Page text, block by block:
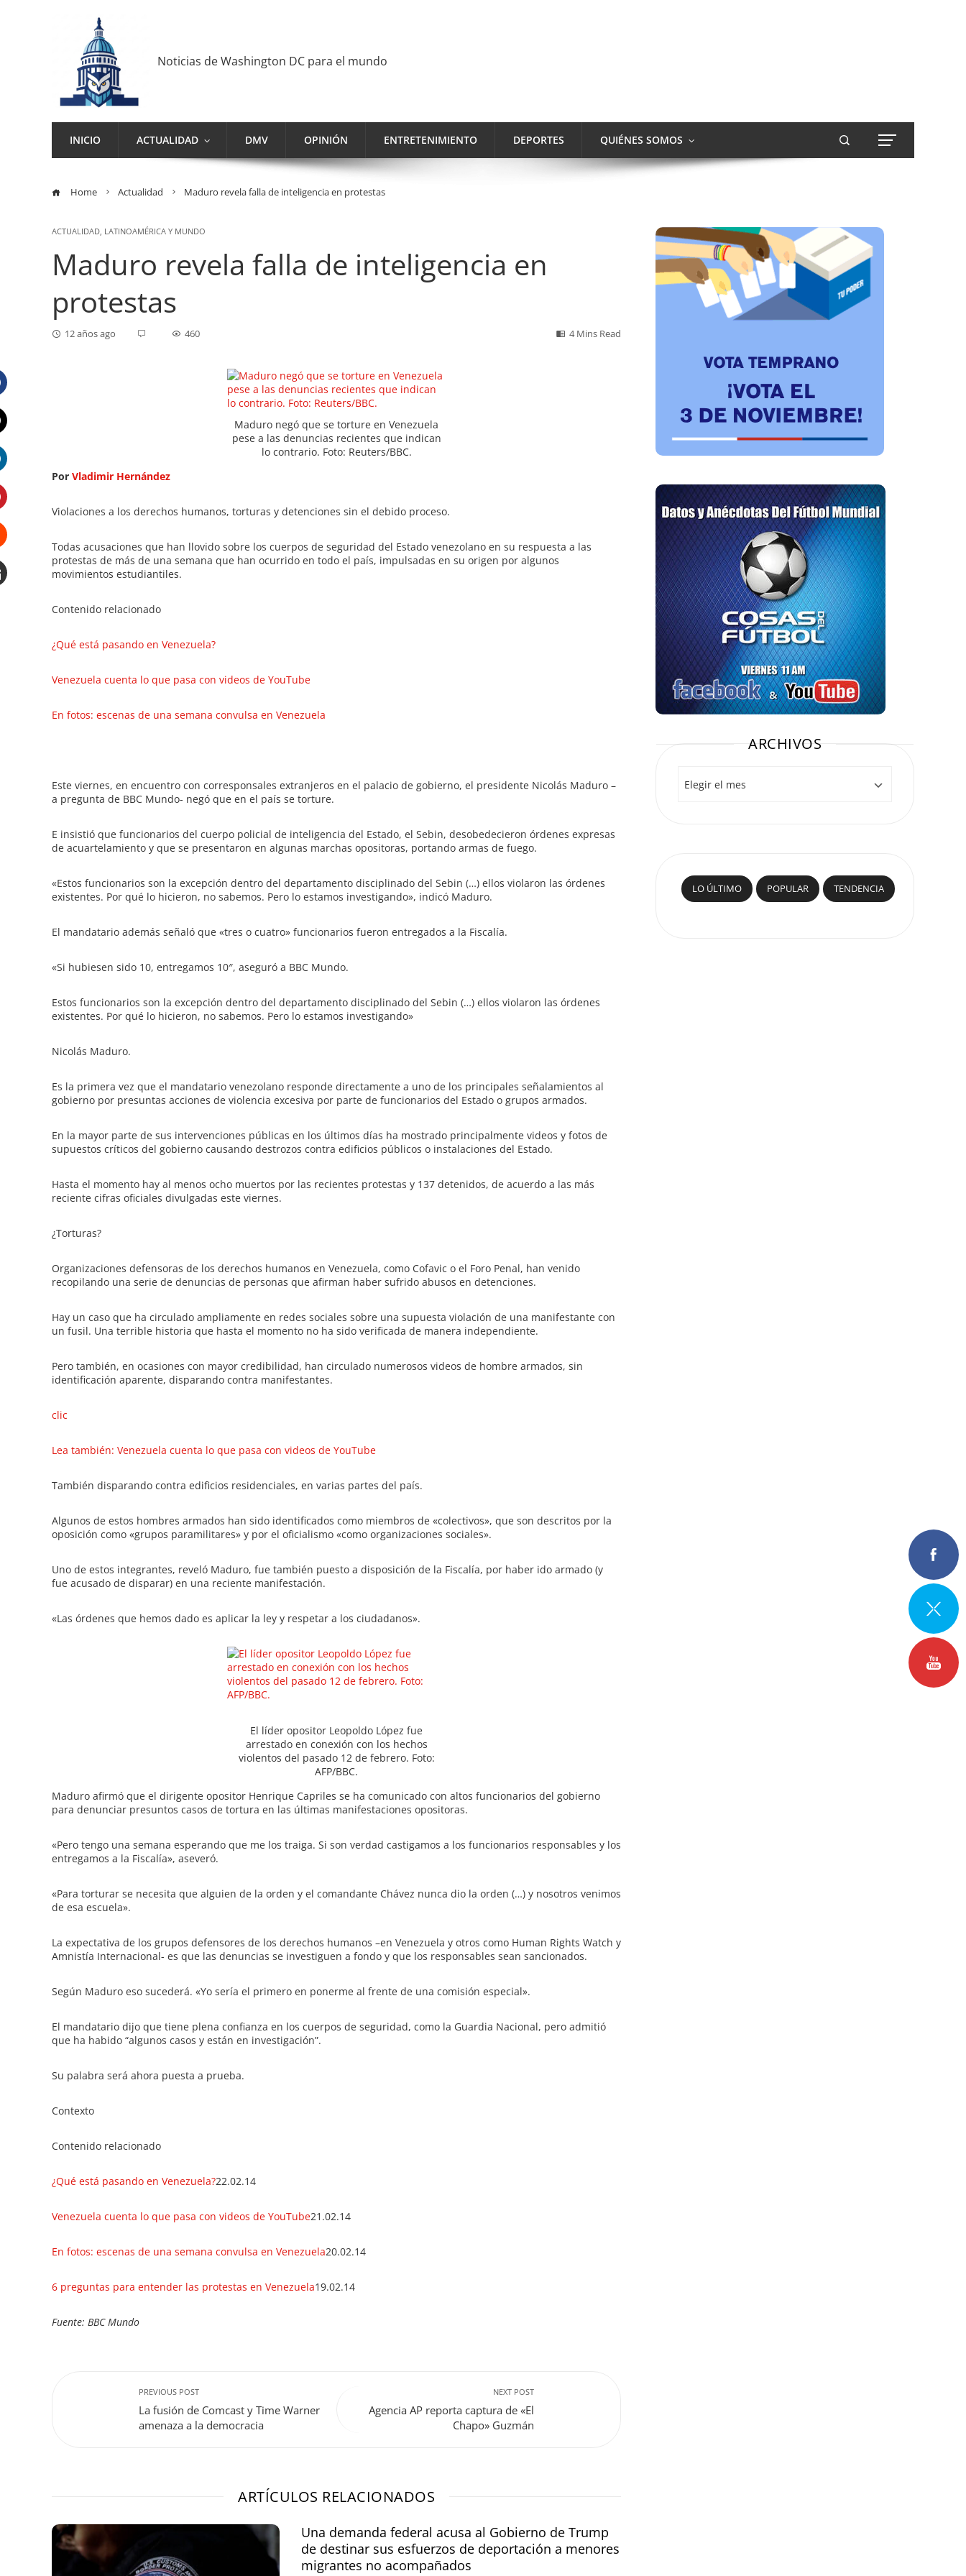
Noticias de Washington DC para el mundo
INICIO ACTUALIDAD DMV OPINIÓN ENTRETENIMIENTO DEPORTES QUIÉNES SOMOS
Home Actualidad Maduro revela falla de inteligencia en protestas
ACTUALIDAD, LATINOAMÉRICA Y MUNDO
Maduro revela falla de inteligencia en
protestas
12 años ago 460 4 Mins Read
Maduro negó que se torture en Venezuela
pese a las denuncias recientes que indican
lo contrario. Foto: Reuters/BBC.
Por Vladimir Hernández
Violaciones a los derechos humanos, torturas y detenciones sin el debido proceso.
Todas acusaciones que han llovido sobre los cuerpos de seguridad del Estado venezolano en su respuesta a las
protestas de más de una semana que han ocurrido en todo el país, impulsadas en su origen por algunos
movimientos estudiantiles.
Contenido relacionado
¿Qué está pasando en Venezuela?
Venezuela cuenta lo que pasa con videos de YouTube
En fotos: escenas de una semana convulsa en Venezuela
Este viernes, en encuentro con corresponsales extranjeros en el palacio de gobierno, el presidente Nicolás Maduro –
a pregunta de BBC Mundo- negó que en el país se torture.
E insistió que funcionarios del cuerpo policial de inteligencia del Estado, el Sebin, desobedecieron órdenes expresas
de acuartelamiento y que se presentaron en algunas marchas opositoras, portando armas de fuego.
«Estos funcionarios son la excepción dentro del departamento disciplinado del Sebin (…) ellos violaron las órdenes
existentes. Por qué lo hicieron, no sabemos. Pero lo estamos investigando», indicó Maduro.
El mandatario además señaló que «tres o cuatro» funcionarios fueron entregados a la Fiscalía.
«Si hubiesen sido 10, entregamos 10″, aseguró a BBC Mundo.
Estos funcionarios son la excepción dentro del departamento disciplinado del Sebin (…) ellos violaron las órdenes
existentes. Por qué lo hicieron, no sabemos. Pero lo estamos investigando»
Nicolás Maduro.
Es la primera vez que el mandatario venezolano responde directamente a uno de los principales señalamientos al
gobierno por presuntas acciones de violencia excesiva por parte de funcionarios del Estado o grupos armados.
En la mayor parte de sus intervenciones públicas en los últimos días ha mostrado principalmente videos y fotos de
supuestos críticos del gobierno causando destrozos contra edificios públicos o instalaciones del Estado.
Hasta el momento hay al menos ocho muertos por las recientes protestas y 137 detenidos, de acuerdo a las más
reciente cifras oficiales divulgadas este viernes.
¿Torturas?
Organizaciones defensoras de los derechos humanos en Venezuela, como Cofavic o el Foro Penal, han venido
recopilando una serie de denuncias de personas que afirman haber sufrido abusos en detenciones.
Hay un caso que ha circulado ampliamente en redes sociales sobre una supuesta violación de una manifestante con
un fusil. Una terrible historia que hasta el momento no ha sido verificada de manera independiente.
Pero también, en ocasiones con mayor credibilidad, han circulado numerosos videos de hombre armados, sin
identificación aparente, disparando contra manifestantes.
clic
Lea también: Venezuela cuenta lo que pasa con videos de YouTube
También disparando contra edificios residenciales, en varias partes del país.
Algunos de estos hombres armados han sido identificados como miembros de «colectivos», que son descritos por la
oposición como «grupos paramilitares» y por el oficialismo «como organizaciones sociales».
Uno de estos integrantes, reveló Maduro, fue también puesto a disposición de la Fiscalía, por haber ido armado (y
fue acusado de disparar) en una reciente manifestación.
«Las órdenes que hemos dado es aplicar la ley y respetar a los ciudadanos».
El líder opositor Leopoldo López fue
arrestado en conexión con los hechos
violentos del pasado 12 de febrero. Foto:
AFP/BBC.
Maduro afirmó que el dirigente opositor Henrique Capriles se ha comunicado con altos funcionarios del gobierno
para denunciar presuntos casos de tortura en las últimas manifestaciones opositoras.
«Pero tengo una semana esperando que me los traiga. Si son verdad castigamos a los funcionarios responsables y los
entregamos a la Fiscalía», aseveró.
«Para torturar se necesita que alguien de la orden y el comandante Chávez nunca dio la orden (…) y nosotros venimos
de esa escuela».
La expectativa de los grupos defensores de los derechos humanos –en Venezuela y otros como Human Rights Watch y
Amnistía Internacional- es que las denuncias se investiguen a fondo y que los responsables sean sancionados.
Según Maduro eso sucederá. «Yo sería el primero en ponerme al frente de una comisión especial».
El mandatario dijo que tiene plena confianza en los cuerpos de seguridad, como la Guardia Nacional, pero admitió
que ha habido “algunos casos y están en investigación”.
Su palabra será ahora puesta a prueba.
Contexto
Contenido relacionado
¿Qué está pasando en Venezuela?22.02.14
Venezuela cuenta lo que pasa con videos de YouTube21.02.14
En fotos: escenas de una semana convulsa en Venezuela20.02.14
6 preguntas para entender las protestas en Venezuela19.02.14
Fuente: BBC Mundo
PREVIOUS POST
La fusión de Comcast y Time Warner
amenaza a la democracia
NEXT POST
Agencia AP reporta captura de «El
Chapo» Guzmán
ARTÍCULOS RELACIONADOS
Una demanda federal acusa al Gobierno de Trump
de destinar sus esfuerzos de deportación a menores
migrantes no acompañados
ARCHIVOS
LO ÚLTIMO POPULAR TENDENCIA